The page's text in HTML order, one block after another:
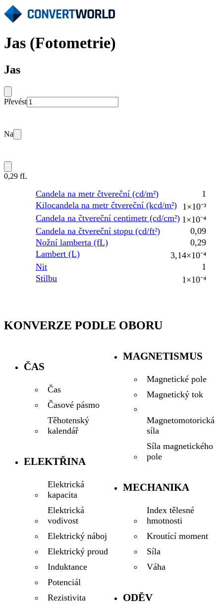
Jas (Fotometrie)
Jas
Převést
Na
0,29 fL
Candela na metr čtvereční (cd/m²)
1
Kilocandela na metr čtvereční (kcd/m²) 1×10⁻³
Candela na čtvereční centimetr (cd/cm²) 1×10⁻⁴
Candela na čtvereční stopu (cd/ft²)
0,09
Nožní lamberta (fL)
0,29
Lambert (L)
3,14×10⁻⁴
Nit
1
Stilbu
1×10⁻⁴
KONVERZE PODLE OBORU
ČAS
Čas
Časové pásmo
Těhotenský
kalendář
ELEKTŘINA
Elektrická
kapacita
Elektrická
vodivost
Elektrický náboj
Elektrický proud
Induktance
Potenciál
Rezistivita
MAGNETISMUS
Magnetické pole
Magnetický tok
Magnetomotorická
síla
Síla magnetického
pole
MECHANIKA
Index tělesné
hmotnosti
Kroutící moment
Síla
Váha
ODĚV